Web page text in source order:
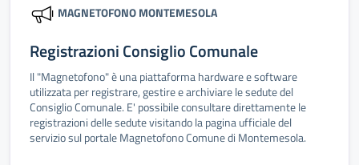
MAGNETOFONO MONTEMESOLA
Registrazioni Consiglio Comunale
Il "Magnetofono" è una piattaforma hardware e software
utilizzata per registrare, gestire e archiviare le sedute del
Consiglio Comunale. E' possibile consultare direttamente le
registrazioni delle sedute visitando la pagina ufficiale del
servizio sul portale Magnetofono Comune di Montemesola.